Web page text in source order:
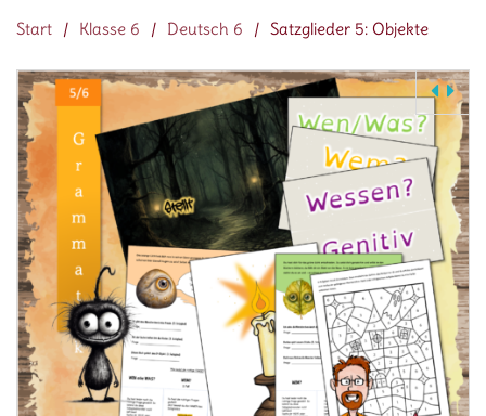
Start / Klasse 6 / Deutsch 6 / Satzglieder 5: Objekte